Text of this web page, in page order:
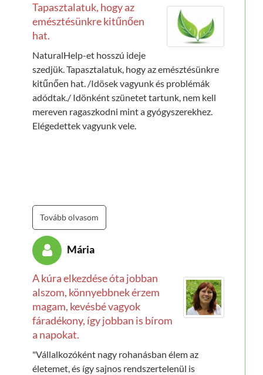
Tapasztalatuk, hogy az
emésztésünkre kitűnően
hat.
NaturalHelp-et hosszú ideje
szedjük. Tapasztalatuk, hogy az emésztésünkre
kitűnően hat. /Idösek vagyunk és problémák
adódtak./ Idönként szünetet tartunk, nem kell
mereven ragaszkodni mint a gyógyszerekhez.
Elégedettek vagyunk vele.
Tovább olvasom
Mária
A kúra elkezdése óta jobban
alszom, könnyebbnek érzem
magam, kevésbé vagyok
fáradékony, így jobban is bírom
a napokat.
"Vállalkozóként nagy rohanásban élem az
életemet, és így sajnos rendszertelenül is